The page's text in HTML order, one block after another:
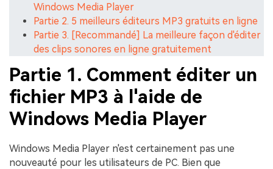
Windows Media Player
Partie 2. 5 meilleurs éditeurs MP3 gratuits en ligne
Partie 3. [Recommandé] La meilleure façon d'éditer
des clips sonores en ligne gratuitement
Partie 1. Comment éditer un
fichier MP3 à l'aide de
Windows Media Player
Windows Media Player n'est certainement pas une
nouveauté pour les utilisateurs de PC. Bien que